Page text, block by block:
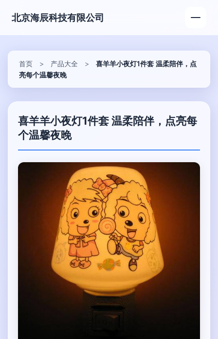
北京海辰科技有限公司
首页 > 产品大全 >
喜羊羊小夜灯1件套 温柔陪伴，点
亮每个温馨夜晚
喜羊羊小夜灯1件套 温柔陪伴，点亮每
个温馨夜晚